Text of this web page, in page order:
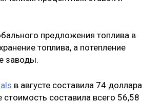
предложения топлива в
топлива, а потепление
заводы.
в августе составила 74 доллара
составила всего 56,58